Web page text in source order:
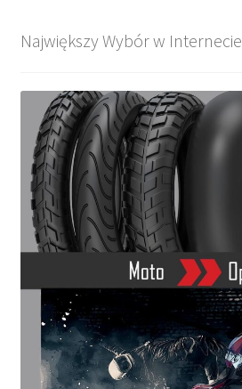
Największy Wybór w Internecie